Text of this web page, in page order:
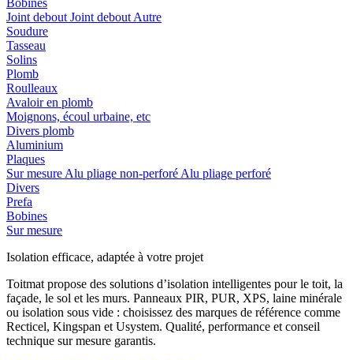
Bobines
Joint debout Joint debout Autre
Soudure
Tasseau
Solins
Plomb
Roulleaux
Avaloir en plomb
Moignons, écoul urbaine, etc
Divers plomb
Aluminium
Plaques
Sur mesure Alu pliage non-perforé Alu pliage perforé
Divers
Prefa
Bobines
Sur mesure
Isolation efficace, adaptée à votre projet
Toitmat propose des solutions d’isolation intelligentes pour le toit, la
façade, le sol et les murs. Panneaux PIR, PUR, XPS, laine minérale
ou isolation sous vide : choisissez des marques de référence comme
Recticel, Kingspan et Usystem. Qualité, performance et conseil
technique sur mesure garantis.